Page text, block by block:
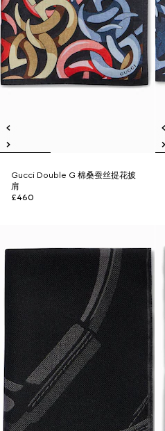
Gucci Double G 棉桑蚕丝提花披
肩
£460